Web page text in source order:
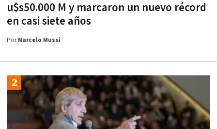
u$s50.000 M y marcaron un nuevo récord
en casi siete años
PorMarcelo Mussi